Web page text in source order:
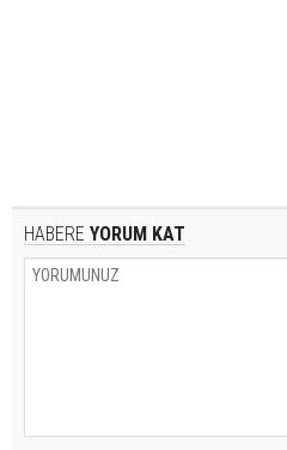
HABERE YORUM KAT